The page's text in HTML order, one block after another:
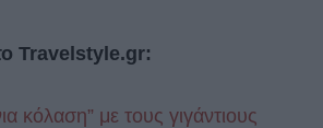
Travelstyle.gr:
κόλαση” με τους γιγάντιους